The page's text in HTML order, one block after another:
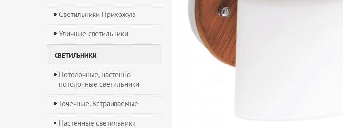
Светильники Прихожую
Уличные светильники
СВЕТИЛЬНИКИ
Потолочные, настенно-
потолочные светильники
Точечные, Встраиваемые
Настенные светильники